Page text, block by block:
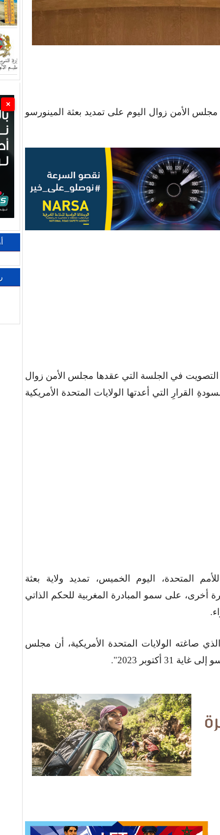
مجلس الأمن زوال اليوم على تمديد بعثة المينورسو
في الجلسة التي عقدها مجلس الأمن زوال
عضوا على مسودةِ القرارِ التي أعدتها الولايات المتحدة الأمريكية
المتحدة، اليوم الخميس، تمديد ولاية بعثة
أخرى، على سمو المبادرة المغربية للحكم الذاتي
.
في نص القرار رقم 2554، الذي صاغته الولايات المتحدة الأمريكية، أن مجلس
31 أكتوبر 2023
".
×